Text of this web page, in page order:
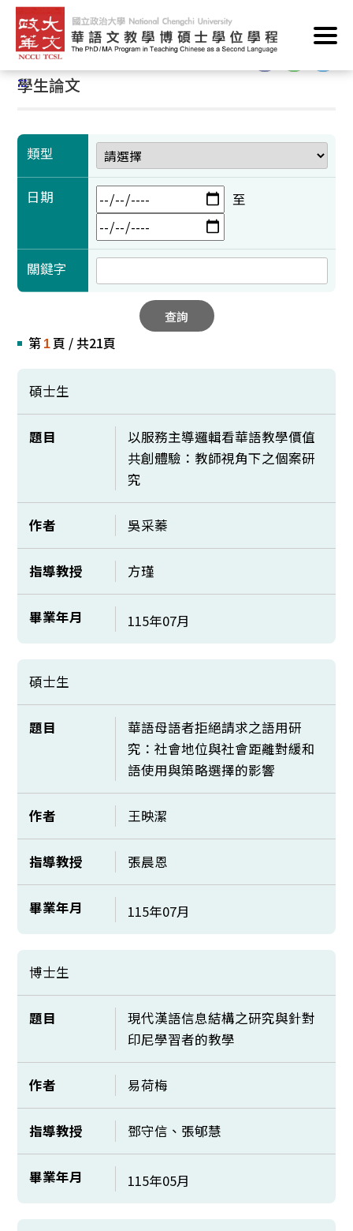
跳
到
主
要
內
塊
首頁 / 學術成果/學生論文
:::
:::
學生論文
類型
日期 至
關鍵字
查詢
第 1 頁 / 共21頁
碩士生
題目
以服務主導邏輯看華語教學價值
共創體驗：教師視角下之個案研
究
作者 吳采蓁
指導教授 方瑾
畢業年月 115年07月
碩士生
題目
華語母語者拒絕請求之語用研
究：社會地位與社會距離對緩和
語使用與策略選擇的影響
作者 王映潔
指導教授 張晨恩
畢業年月 115年07月
博士生
題目
現代漢語信息結構之研究與針對
印尼學習者的教學
作者 易荷梅
指導教授 鄧守信、張郇慧
畢業年月 115年05月